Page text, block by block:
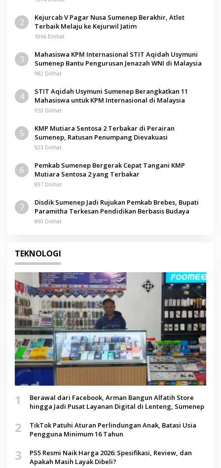
2
Kejurcab V Pagar Nusa Sumenep Berakhir, Atlet
Terbaik Melaju ke Kejurwil Jatim
1066 Dilihat
3
Mahasiswa KPM Internasional STIT Aqidah Usymuni
Sumenep Bantu Pengurusan Jenazah WNI di Malaysia
982 Dilihat
4
STIT Aqidah Usymuni Sumenep Berangkatkan 11
Mahasiswa untuk KPM Internasional di Malaysia
953 Dilihat
5
KMP Mutiara Sentosa 2 Terbakar di Perairan
Sumenep, Ratusan Penumpang Dievakuasi
923 Dilihat
6
Pemkab Sumenep Bergerak Cepat Tangani KMP
Mutiara Sentosa 2 yang Terbakar
897 Dilihat
7
Disdik Sumenep Jadi Rujukan Pemkab Brebes, Bupati
Paramitha Terkesan Pendidikan Berbasis Budaya
890 Dilihat
TEKNOLOGI
1
Berawal dari Facebook, Arman Bangun Alfatih Store
hingga Jadi Pusat Layanan Digital di Lenteng, Sumenep
2
TikTok Patuhi Aturan Perlindungan Anak, Batasi Usia
Pengguna Minimum 16 Tahun
3
PS5 Resmi Naik Harga 2026: Spesifikasi, Review, dan
Apakah Masih Layak Dibeli?